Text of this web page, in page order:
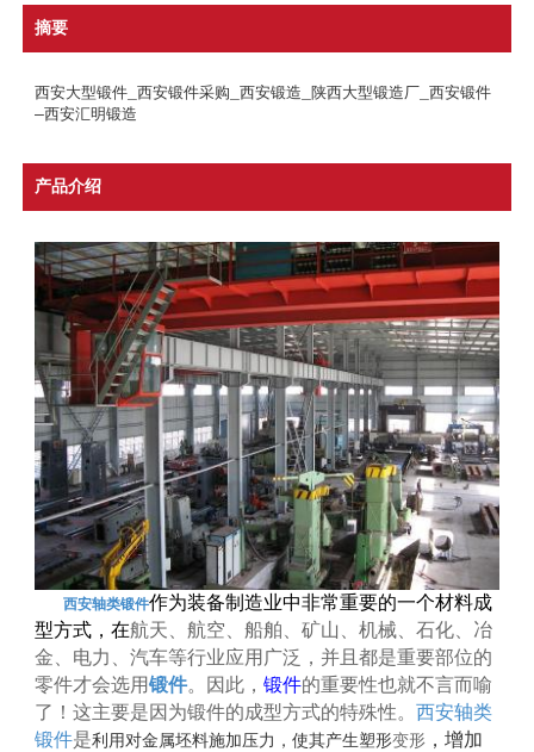
摘要
西安大型锻件_西安锻件采购_西安锻造_陕西大型锻造厂_西安锻件
—西安汇明锻造
产品介绍
西安轴类锻件作为装备制造业中非常重要的一个材料成
型方式，在航天、航空、船舶、矿山、机械、石化、冶
金、电力、汽车等行业应用广泛，并且都是重要部位的
零件才会选用锻件。因此，锻件的重要性也就不言而喻
了！这主要是因为锻件的成型方式的特殊性。西安轴类
锻件是利用对金属坯料施加压力，使其产生塑形变形 ，增加